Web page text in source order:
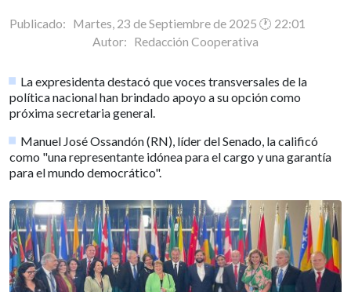
Publicado: Martes, 23 de Septiembre de 2025 🕐 22:01
Autor: Redacción Cooperativa
La expresidenta destacó que voces transversales de la
política nacional han brindado apoyo a su opción como
próxima secretaria general.
Manuel José Ossandón (RN), líder del Senado, la calificó
como "una representante idónea para el cargo y una garantía
para el mundo democrático".